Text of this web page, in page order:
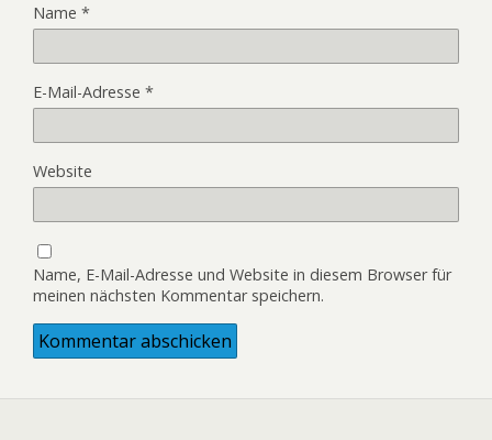
Name *
E-Mail-Adresse *
Website
Name, E-Mail-Adresse und Website in diesem Browser für
meinen nächsten Kommentar speichern.